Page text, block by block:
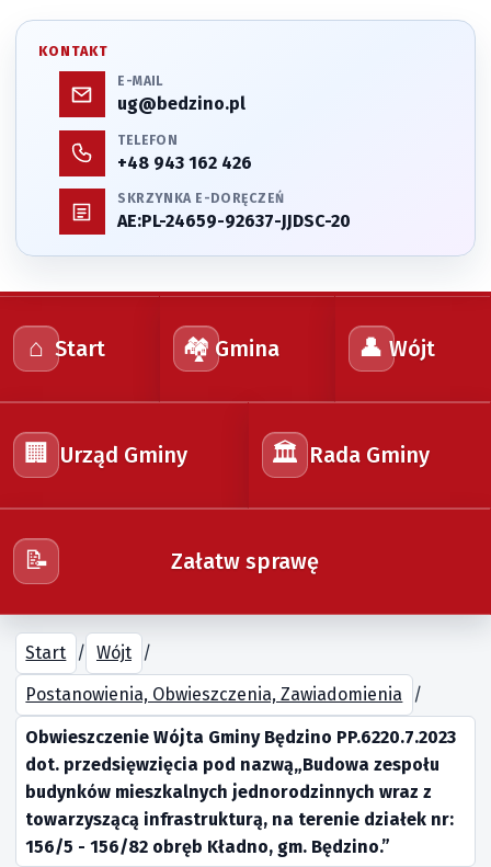
KONTAKT
E-MAIL
ug@bedzino.pl
TELEFON
+48 943 162 426
SKRZYNKA E-DORĘCZEŃ
AE:PL-24659-92637-JJDSC-20
⌂ Start 🏘️ Gmina 👤 Wójt
🏢 Urząd Gminy 🏛️ Rada Gminy
📝 Załatw sprawę
Start / Wójt /
Postanowienia, Obwieszczenia, Zawiadomienia /
Obwieszczenie Wójta Gminy Będzino PP.6220.7.2023
dot. przedsięwzięcia pod nazwą„Budowa zespołu
budynków mieszkalnych jednorodzinnych wraz z
towarzyszącą infrastrukturą, na terenie działek nr:
156/5 - 156/82 obręb Kładno, gm. Będzino.”